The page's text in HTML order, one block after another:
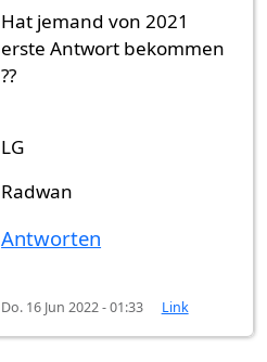
Hat jemand von 2021
erste Antwort bekommen
??
LG
Radwan
Antworten
Do. 16 Jun 2022 - 01:33 Link